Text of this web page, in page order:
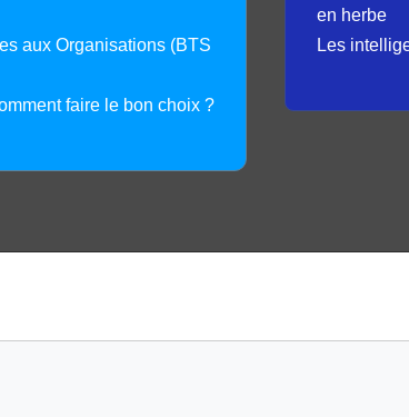
aux Organisations (BTS
faire le bon choix ?
en herbe
Les